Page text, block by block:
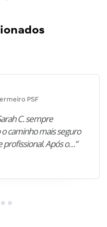
PSF
C. sempre
caminho mais seguro
Após o…”